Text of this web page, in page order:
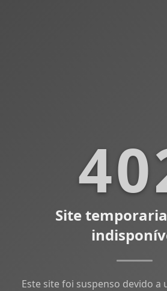
Site
Este site foi suspenso devido a